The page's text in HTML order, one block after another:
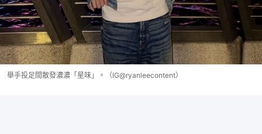
舉手投足間散發濃濃「星味」。（IG@ryanleecontent）